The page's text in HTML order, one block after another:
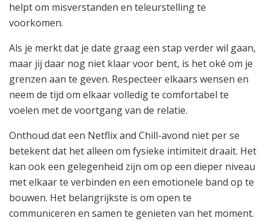
helpt om misverstanden en teleurstelling te
voorkomen.
Als je merkt dat je date graag een stap verder wil gaan,
maar jij daar nog niet klaar voor bent, is het oké om je
grenzen aan te geven. Respecteer elkaars wensen en
neem de tijd om elkaar volledig te comfortabel te
voelen met de voortgang van de relatie.
Onthoud dat een Netflix and Chill-avond niet per se
betekent dat het alleen om fysieke intimiteit draait. Het
kan ook een gelegenheid zijn om op een dieper niveau
met elkaar te verbinden en een emotionele band op te
bouwen. Het belangrijkste is om open te
communiceren en samen te genieten van het moment.